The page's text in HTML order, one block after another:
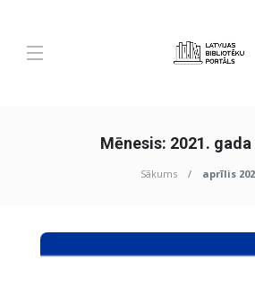
Mēnesis: 2021.
Sākums aprīlis